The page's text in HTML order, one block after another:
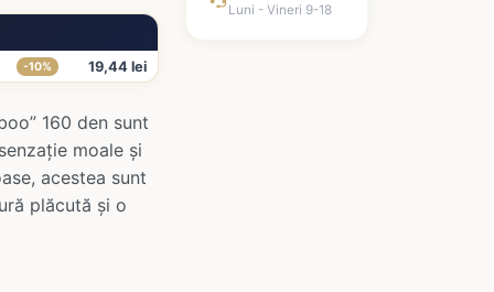
-10% 19,44 lei
160 den sunt
moale și
acestea sunt
plăcută și o
Luni - Vineri 9-18